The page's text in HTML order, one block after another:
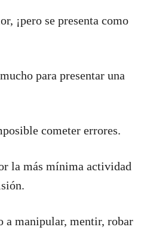
¡pero se presenta como
para presentar una
cometer errores.
la más mínima actividad
a manipular, mentir, robar